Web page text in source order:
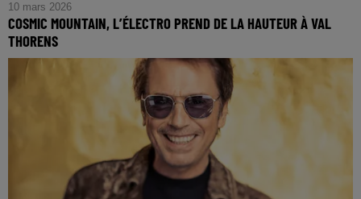
10 mars 2026
COSMIC MOUNTAIN, L’ÉLECTRO PREND DE LA HAUTEUR À VAL
THORENS